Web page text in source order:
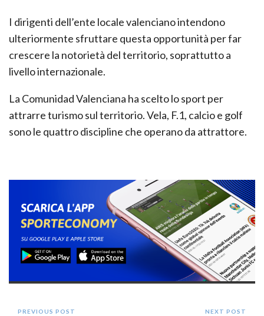
I dirigenti dell’ente locale valenciano intendono
ulteriormente sfruttare questa opportunità per far
crescere la notorietà del territorio, soprattutto a
livello internazionale.
La Comunidad Valenciana ha scelto lo sport per
attrarre turismo sul territorio. Vela, F.1, calcio e golf
sono le quattro discipline che operano da attrattore.
PREVIOUS POST NEXT POST